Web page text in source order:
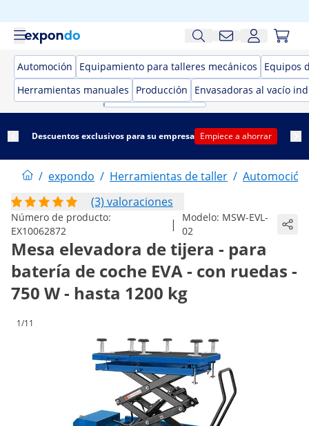
Automoción Equipamiento para talleres mecánicos
Equipos
Herramientas manuales
Producción Envasadoras al vacío
Descuentos exclusivos para su empresa Empiece a ahorrar
/ expondo / Herramientas de taller / Automoción
(3) valoraciones
Número de producto:
EX10062872
| Modelo: MSW-EVL-
02
Mesa elevadora de tijera - para
batería de coche EVA - con ruedas -
750 W - hasta 1200 kg
1/11